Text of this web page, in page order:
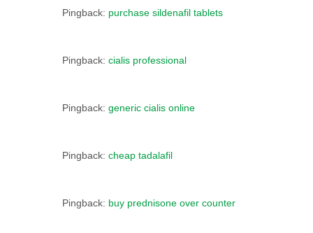
Pingback: purchase sildenafil tablets
Pingback: cialis professional
Pingback: generic cialis online
Pingback: cheap tadalafil
Pingback: buy prednisone over counter